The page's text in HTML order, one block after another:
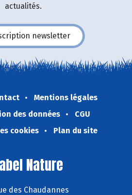
actualités.
newsletter
Mentions légales
des données
CGU
cookies
Plan du site
Nature
des Chaudannes